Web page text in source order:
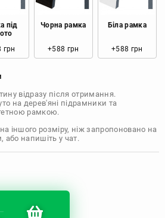
грн
грн
грн
грн
грн
під
грн
Чорна рамка
+588 грн
Біла рамка
+588 грн
відразу після отримання.
на дерев'яні підрамники та
рамкою.
іншого розміру, ніж запропоновано на
або напишіть у чат.